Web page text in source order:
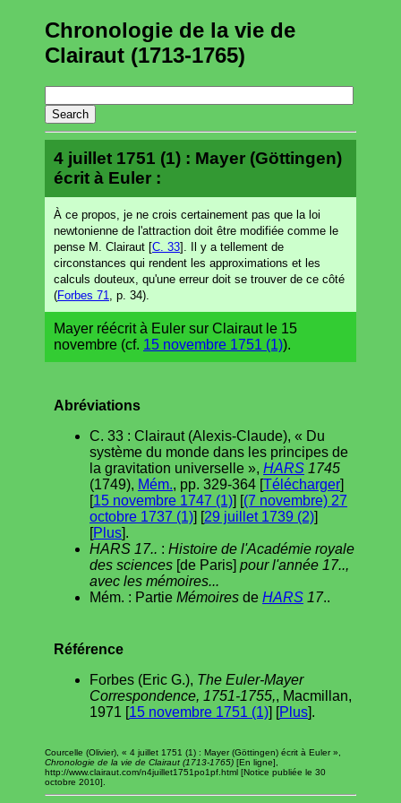
Chronologie de la vie de
Clairaut (1713-1765)
4 juillet 1751 (1) : Mayer (Göttingen)
écrit à Euler :
À ce propos, je ne crois certainement pas que la loi
newtonienne de l'attraction doit être modifiée comme le
pense M. Clairaut [C. 33]. Il y a tellement de
circonstances qui rendent les approximations et les
calculs douteux, qu'une erreur doit se trouver de ce côté
(Forbes 71 , p. 34).
Mayer réécrit à Euler sur Clairaut le 15
novembre (cf. 15 novembre 1751 (1)).
Abréviations
C. 33 : Clairaut (Alexis-Claude), « Du
système du monde dans les principes de
la gravitation universelle », HARS 1745
(1749), Mém., pp. 329-364 [Télécharger]
[15 novembre 1747 (1)] [(7 novembre) 27
octobre 1737 (1)] [29 juillet 1739 (2)]
[Plus].
HARS 17.. : Histoire de l'Académie royale
des sciences [de Paris] pour l'année 17..,
avec les mémoires...
Mém. : Partie Mémoires de HARS 17..
Référence
Forbes (Eric G.), The Euler-Mayer
Correspondence, 1751-1755,, Macmillan,
1971 [15 novembre 1751 (1)] [Plus].
Courcelle (Olivier), « 4 juillet 1751 (1) : Mayer (Göttingen) écrit à Euler »,
Chronologie de la vie de Clairaut (1713-1765) [En ligne],
http://www.clairaut.com/n4juillet1751po1pf.html [Notice publiée le 30
octobre 2010].